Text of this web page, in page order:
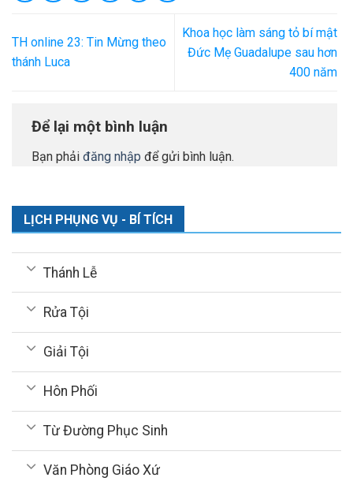
TH online 23: Tin Mừng theo
thánh Luca
Khoa học làm sáng tỏ bí mật
Đức Mẹ Guadalupe sau hơn
400 năm
Để lại một bình luận
Bạn phải đăng nhập để gửi bình luận.
LỊCH PHỤNG VỤ - BÍ TÍCH
Thánh Lễ
Rửa Tội
Giải Tội
Hôn Phối
Từ Đường Phục Sinh
Văn Phòng Giáo Xứ